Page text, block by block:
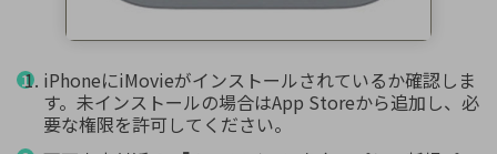
iPhoneにiMovieがインストールされているか確認しま
す。未インストールの場合はApp Storeから追加し、必
要な権限を許可してください。